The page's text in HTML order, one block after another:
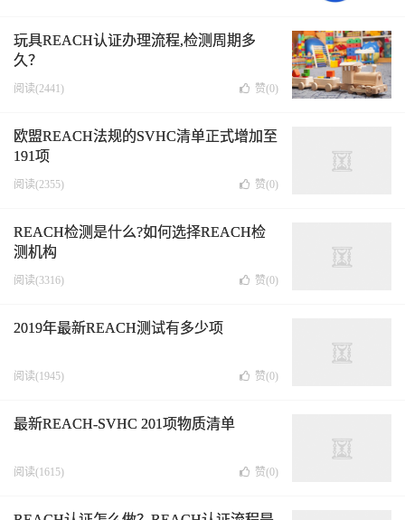
玩具REACH认证办理流程,检测周期多
久？
阅读(2441) 赞(0)
欧盟REACH法规的SVHC清单正式增加至
191项
阅读(2355) 赞(0)
REACH检测是什么?如何选择REACH检
测机构
阅读(3316) 赞(0)
2019年最新REACH测试有多少项
阅读(1945) 赞(0)
最新REACH-SVHC 201项物质清单
阅读(1615) 赞(0)